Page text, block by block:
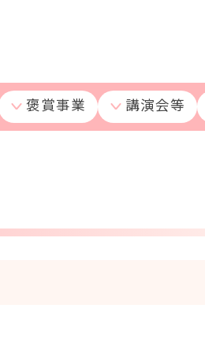
褒賞事業 講演会等